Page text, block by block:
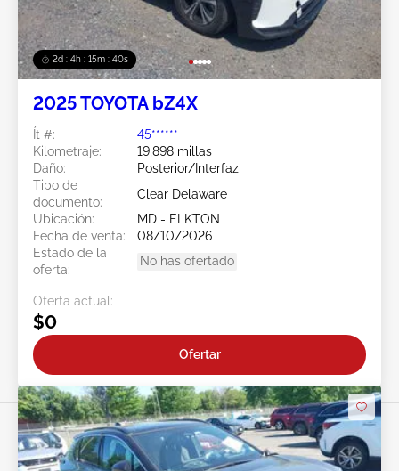
2d : 4h : 15m : 38s
2025 TOYOTA bZ4X
Ít #:
45******
Kilometraje:
19,898 millas
Daño:
Posterior/Interfaz
Tipo de
documento:
Clear Delaware
Ubicación:
MD - ELKTON
Fecha de venta:
08/10/2026
Estado de la
oferta:
No has ofertado
Oferta actual:
$0
Ofertar